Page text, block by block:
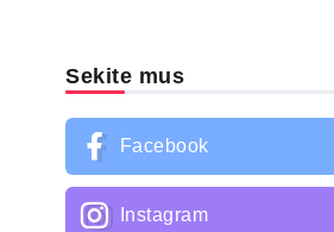
Sekite mus
Facebook
Instagram